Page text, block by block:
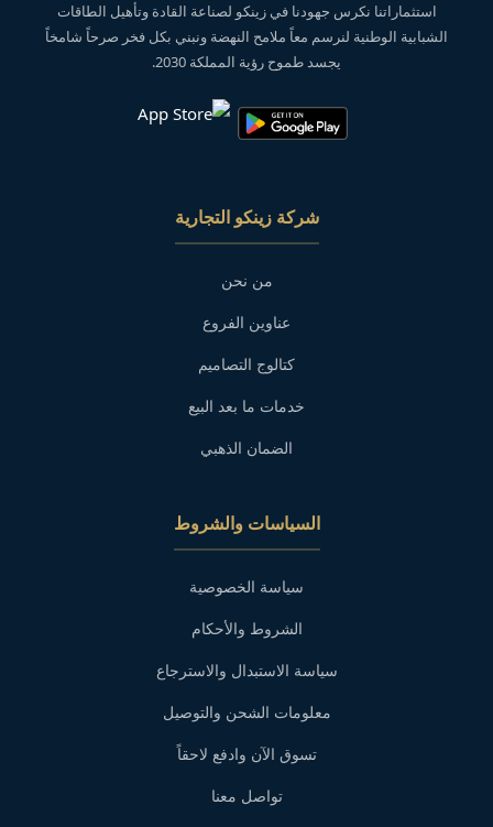
استثماراتنا نكرس جهودنا في زينكو لصناعة القادة وتأهيل الطاقات
الشبابية الوطنية لنرسم معاً ملامح النهضة ونبني بكل فخر صرحاً شامخاً
يجسد طموح رؤية المملكة 2030.
شركة زينكو التجارية
من نحن
عناوين الفروع
كتالوج التصاميم
خدمات ما بعد البيع
الضمان الذهبي
السياسات والشروط
سياسة الخصوصية
الشروط والأحكام
سياسة الاستبدال والاسترجاع
معلومات الشحن والتوصيل
تسوق الآن وادفع لاحقاً
تواصل معنا